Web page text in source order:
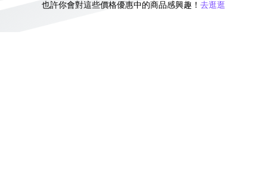
也許你會對這些價格優惠中的商品感興趣！ 去逛逛